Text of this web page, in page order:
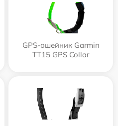
GPS-ошейник Garmin
TT15 GPS Collar